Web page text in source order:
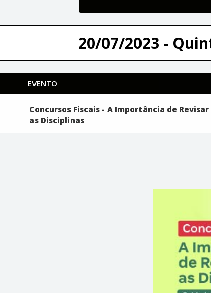
20/07/2023 -
EVENTO
Concursos Fiscais - A Importância de
as Disciplinas